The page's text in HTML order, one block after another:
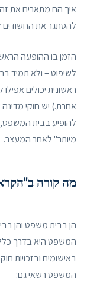
איך הם מתארים את
להסתגר את החשודים
הזמן בו ההופעה
לשיפוט – ולא תמיד
ראשונית יכולים
אחרת.) יש חוקי
להופיע בבית המשפט,
מיותר" לאחר המעצר.
מה קורה
הן בבית משפט והן
המשפט היא בדרך
באישומים ובזכויות
המשפט רשאי גם: